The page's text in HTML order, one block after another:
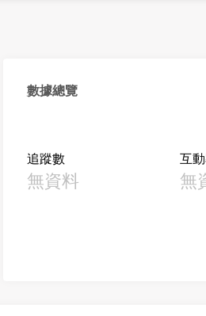
數據總覽
追蹤數
無資料
互
無